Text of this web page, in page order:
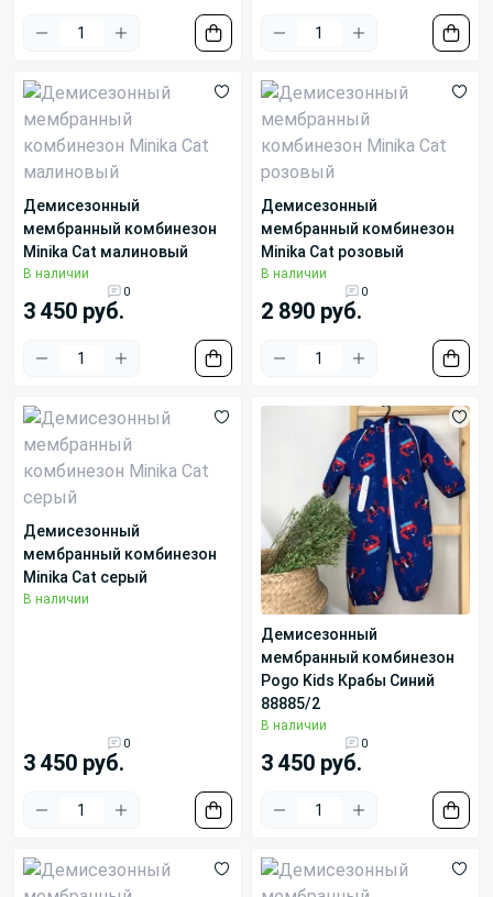
Демисезонный
мембранный комбинезон
Minika Cat малиновый
В наличии
0
3 450 руб.
Демисезонный
мембранный комбинезон
Minika Cat розовый
В наличии
0
2 890 руб.
Демисезонный
мембранный комбинезон
Minika Cat серый
В наличии
0
3 450 руб.
Демисезонный
мембранный комбинезон
Pogo Kids Крабы Синий
88885/2
В наличии
0
3 450 руб.